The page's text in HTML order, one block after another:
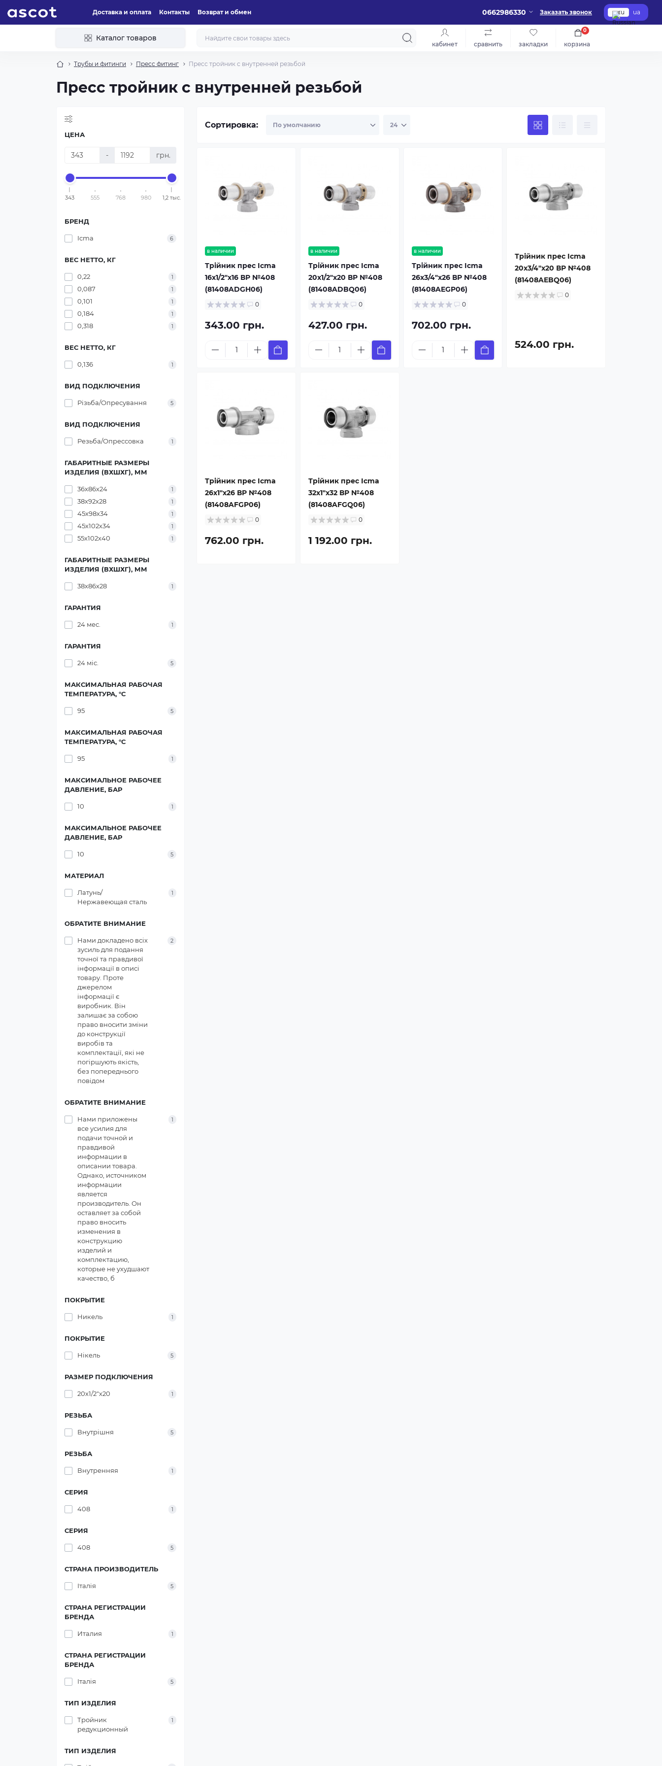
Доставка и оплата Контакты Возврат и обмен 0662986330 Заказать звонок ru ua
Каталог товаров
кабинет сравнить закладки корзина
0
Трубы и фитинги Пресс фитинг Пресс тройник с внутренней резьбой
Пресс тройник с внутренней резьбой
ЦЕНА
- грн.
343 555 768 980 1,2 тыс.
БРЕНД
Icma 6
ВЕС НЕТТО, КГ
0,22 1
0,087 1
0,101 1
0,184 1
0,318 1
ВЕС НЕТТО, КГ
0,136 1
ВИД ПОДКЛЮЧЕНИЯ
Різьба/Опресування 5
ВИД ПОДКЛЮЧЕНИЯ
Резьба/Опрессовка 1
ГАБАРИТНЫЕ РАЗМЕРЫ
ИЗДЕЛИЯ (ВХШХГ), ММ
36х86х24 1
38х92х28 1
45х98х34 1
45х102х34 1
55х102х40 1
ГАБАРИТНЫЕ РАЗМЕРЫ
ИЗДЕЛИЯ (ВХШХГ), ММ
38х86х28 1
ГАРАНТИЯ
24 мес. 1
ГАРАНТИЯ
24 міс. 5
МАКСИМАЛЬНАЯ РАБОЧАЯ
ТЕМПЕРАТУРА, °C
95 5
МАКСИМАЛЬНАЯ РАБОЧАЯ
ТЕМПЕРАТУРА, °C
95 1
МАКСИМАЛЬНОЕ РАБОЧЕЕ
ДАВЛЕНИЕ, БАР
10 1
МАКСИМАЛЬНОЕ РАБОЧЕЕ
ДАВЛЕНИЕ, БАР
10 5
МАТЕРИАЛ
Латунь/
Нержавеющая сталь
1
ОБРАТИТЕ ВНИМАНИЕ
Нами докладено всіх
зусиль для подання
точної та правдивої
інформації в описі
товару. Проте
джерелом
інформації є
виробник. Він
залишає за собою
право вносити зміни
до конструкції
виробів та
комплектації, які не
погіршують якість,
без попереднього
повідом
2
ОБРАТИТЕ ВНИМАНИЕ
Нами приложены
все усилия для
подачи точной и
правдивой
информации в
описании товара.
Однако, источником
информации
является
производитель. Он
оставляет за собой
право вносить
изменения в
конструкцию
изделий и
комплектацию,
которые не ухудшают
качество, б
1
ПОКРЫТИЕ
Никель 1
ПОКРЫТИЕ
Нікель 5
РАЗМЕР ПОДКЛЮЧЕНИЯ
20х1/2"х20 1
РЕЗЬБА
Внутрішня 5
РЕЗЬБА
Внутренняя 1
СЕРИЯ
408 1
СЕРИЯ
408 5
СТРАНА ПРОИЗВОДИТЕЛЬ
Італія 5
СТРАНА РЕГИСТРАЦИИ
БРЕНДА
Италия 1
СТРАНА РЕГИСТРАЦИИ
БРЕНДА
Італія 5
ТИП ИЗДЕЛИЯ
Тройник
редукционный
1
ТИП ИЗДЕЛИЯ
Сортировка:
в наличии
Трійник прес Icma
16х1/2"х16 ВР №408
(81408ADGH06)
0
343.00 грн.
в наличии
Трійник прес Icma
20х1/2"х20 ВР №408
(81408ADBQ06)
0
427.00 грн.
в наличии
Трійник прес Icma
26х3/4"х26 ВР №408
(81408AEGP06)
0
702.00 грн.
Трійник прес Icma
20х3/4"х20 ВР №408
(81408AEBQ06)
0
524.00 грн.
Трійник прес Icma
26х1"х26 ВР №408
(81408AFGP06)
0
762.00 грн.
Трійник прес Icma
32х1"х32 ВР №408
(81408AFGQ06)
0
1 192.00 грн.